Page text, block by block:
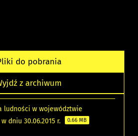
do pobrania
z archiwum
ludności w województwie
dniu 30.06.2015 r.
0.66 MB